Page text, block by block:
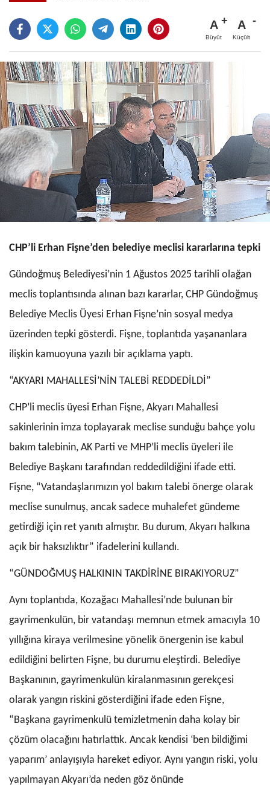
A
Büyüt
A
Küçült
CHP’li Erhan Fişne’den belediye meclisi kararlarına tepki
Gündoğmuş Belediyesi’nin 1 Ağustos 2025 tarihli olağan
meclis toplantısında alınan bazı kararlar, CHP Gündoğmuş
Belediye Meclis Üyesi Erhan Fişne’nin sosyal medya
üzerinden tepki gösterdi. Fişne, toplantıda yaşananlara
ilişkin kamuoyuna yazılı bir açıklama yaptı.
“AKYARI MAHALLESİ’NİN TALEBİ REDDEDİLDİ”
CHP’li meclis üyesi Erhan Fişne, Akyarı Mahallesi
sakinlerinin imza toplayarak meclise sunduğu bahçe yolu
bakım talebinin, AK Parti ve MHP’li meclis üyeleri ile
Belediye Başkanı tarafından reddedildiğini ifade etti.
Fişne, “Vatandaşlarımızın yol bakım talebi önerge olarak
meclise sunulmuş, ancak sadece muhalefet gündeme
getirdiği için ret yanıtı almıştır. Bu durum, Akyarı halkına
açık bir haksızlıktır” ifadelerini kullandı.
“GÜNDOĞMUŞ HALKININ TAKDİRİNE BIRAKIYORUZ”
Aynı toplantıda, Kozağacı Mahallesi’nde bulunan bir
gayrimenkulün, bir vatandaşı memnun etmek amacıyla 10
yıllığına kiraya verilmesine yönelik önergenin ise kabul
edildiğini belirten Fişne, bu durumu eleştirdi. Belediye
Başkanının, gayrimenkulün kiralanmasının gerekçesi
olarak yangın riskini gösterdiğini ifade eden Fişne,
“Başkana gayrimenkulü temizletmenin daha kolay bir
çözüm olacağını hatırlattık. Ancak kendisi ‘ben bildiğimi
yaparım’ anlayışıyla hareket ediyor. Aynı yangın riski, yolu
yapılmayan Akyarı’da neden göz önünde